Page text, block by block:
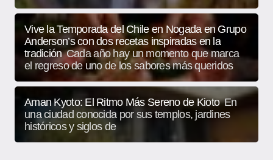
Vive la Temporada del Chile en Nogada en Grupo
Anderson’s con dos recetas inspiradas en la
tradición Cada año hay un momento que marca
el regreso de uno de los sabores más queridos
Aman Kyoto: El Ritmo Más Sereno de Kioto En
una ciudad conocida por sus templos, jardines
históricos y siglos de